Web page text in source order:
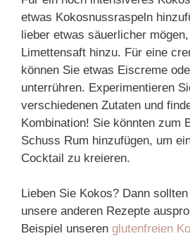
etwas Kokosnussraspeln
lieber etwas säuerlicher
Limettensaft hinzu. Für eine
können Sie etwas Eiscreme
unterrühren. Experimentieren
verschiedenen Zutaten und
Kombination! Sie könnten zum
Schuss Rum hinzufügen, um
Cocktail zu kreieren.
Lieben Sie Kokos? Dann
unsere anderen Rezepte
Beispiel unseren glutenfreien